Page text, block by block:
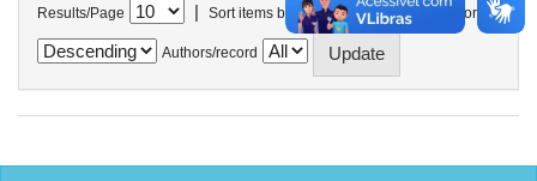
Results/Page | Sort items by In order
Authors/record